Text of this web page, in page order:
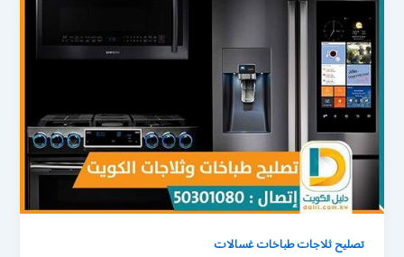
تصليح ثلاجات طباخات غسالات